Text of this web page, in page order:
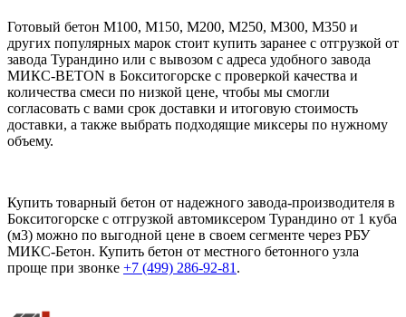
Готовый бетон М100, М150, М200, М250, М300, М350 и
других популярных марок стоит купить заранее с отгрузкой от
завода Турандино или с вывозом с адреса удобного завода
МИКС-BETON в Бокситогорске с проверкой качества и
количества смеси по низкой цене, чтобы мы смогли
согласовать с вами срок доставки и итоговую стоимость
доставки, а также выбрать подходящие миксеры по нужному
объему.
Купить товарный бетон от надежного завода-производителя в
Бокситогорске с отгрузкой автомиксером Турандино от 1 куба
(м3) можно по выгодной цене в своем сегменте через РБУ
МИКС-Бетон. Купить бетон от местного бетонного узла
проще при звонке +7 (499) 286-92-81 .